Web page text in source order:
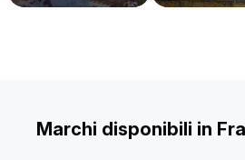
Marchi disponibili in